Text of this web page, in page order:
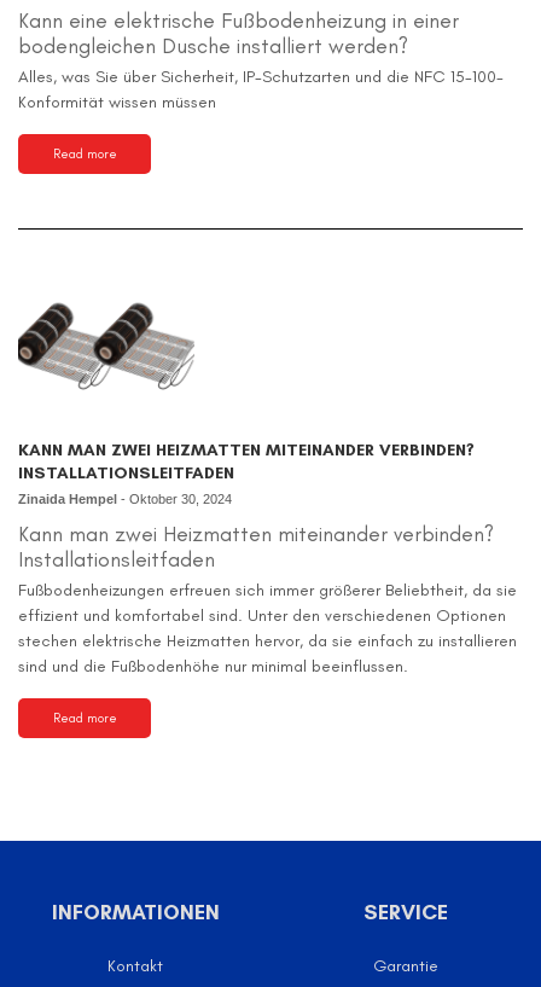
Kann eine elektrische Fußbodenheizung in einer
bodengleichen Dusche installiert werden?
Alles, was Sie über Sicherheit, IP-Schutzarten und die NFC 15-100-
Konformität wissen müssen
Read more
KANN MAN ZWEI HEIZMATTEN MITEINANDER VERBINDEN?
INSTALLATIONSLEITFADEN
Zinaida Hempel - Oktober 30, 2024
Kann man zwei Heizmatten miteinander verbinden?
Installationsleitfaden
Fußbodenheizungen erfreuen sich immer größerer Beliebtheit, da sie
effizient und komfortabel sind. Unter den verschiedenen Optionen
stechen elektrische Heizmatten hervor, da sie einfach zu installieren
sind und die Fußbodenhöhe nur minimal beeinflussen.
Read more
INFORMATIONEN
Kontakt
SERVICE
Garantie